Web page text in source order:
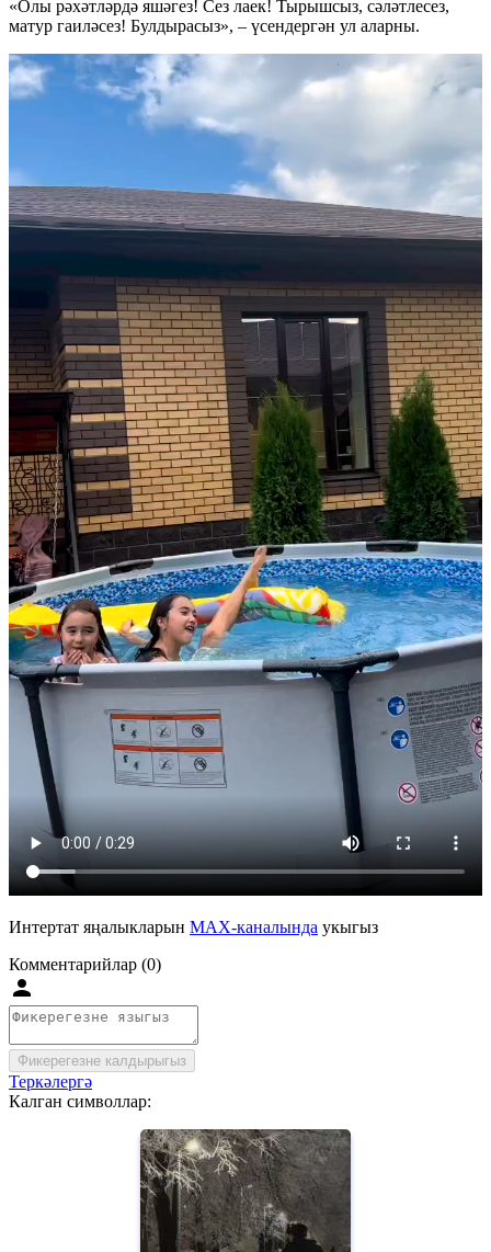
«Олы рәхәтләрдә яшәгез! Сез лаек! Тырышсыз, сәләтлесез,
матур гаиләсез! Булдырасыз», – үсендергән ул аларны.
Интертат яңалыкларын MAX-каналында укыгыз
Комментарийлар (0)
Фикерегезне калдырыгыз
Теркәлергә
Калган символлар: